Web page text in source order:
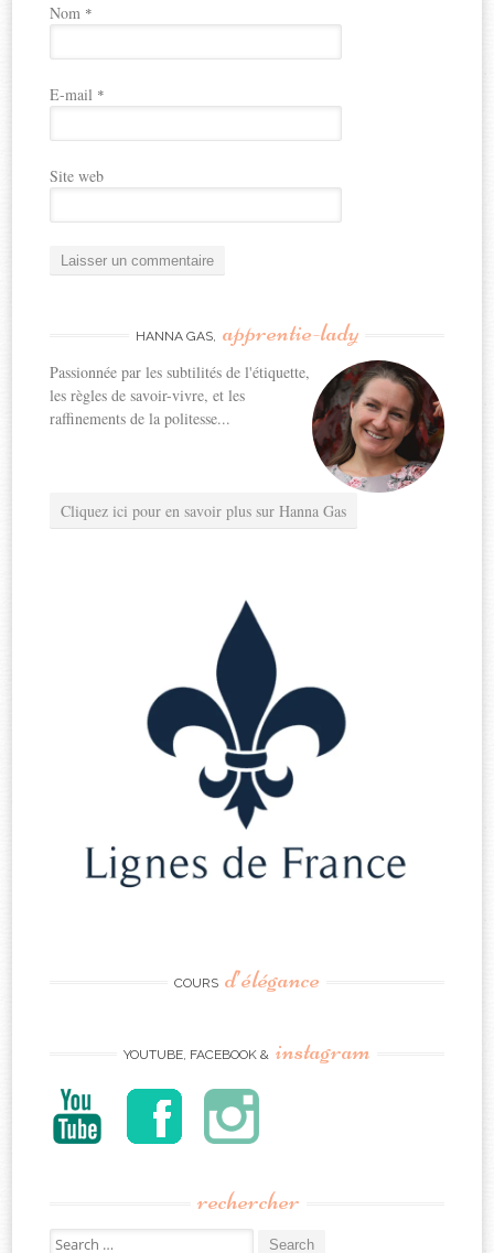
Nom *
E-mail *
Site web
HANNA GAS, apprentie-lady
Passionnée par les subtilités de l'étiquette,
les règles de savoir-vivre, et les
raffinements de la politesse...
Cliquez ici pour en savoir plus sur Hanna Gas
COURS d’élégance
YOUTUBE, FACEBOOK & instagram
rechercher
Search